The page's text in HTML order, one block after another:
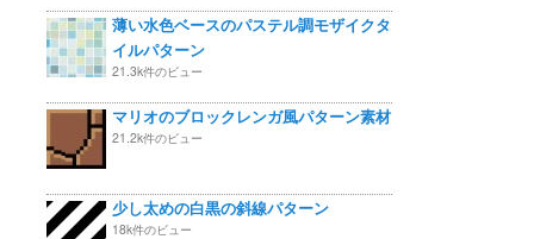
薄い水色ベースのパステル調モザイクタ
イルパターン
21.3k件のビュー
マリオのブロックレンガ風パターン素材
21.2k件のビュー
少し太めの白黒の斜線パターン
18k件のビュー